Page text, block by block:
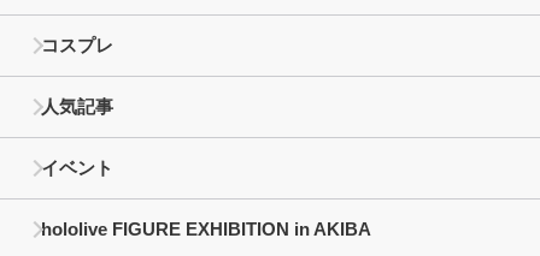
コスプレ
人気記事
イベント
hololive FIGURE EXHIBITION in AKIBA